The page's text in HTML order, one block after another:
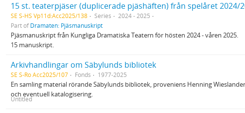
15 st. teaterpjäser (duplicerade pjäshäften) från spelåret 2024/
SE S-HS Vp11d:Acc2025/138 Series
2024 - 2025
Part ofDramaten: Pjäsmanuskript
Pjäsmanuskript från Kungliga Dramatiska Teatern för hösten 2024 - våren 2025.
15 manuskript.
Arkivhandlingar om Säbylunds bibliotek
SE S-Ro Acc2025/107 Fonds 1977-2025
En samling material rörande Säbylunds bibliotek, proveniens Henning
och eventuell katalogisering.
Untitled